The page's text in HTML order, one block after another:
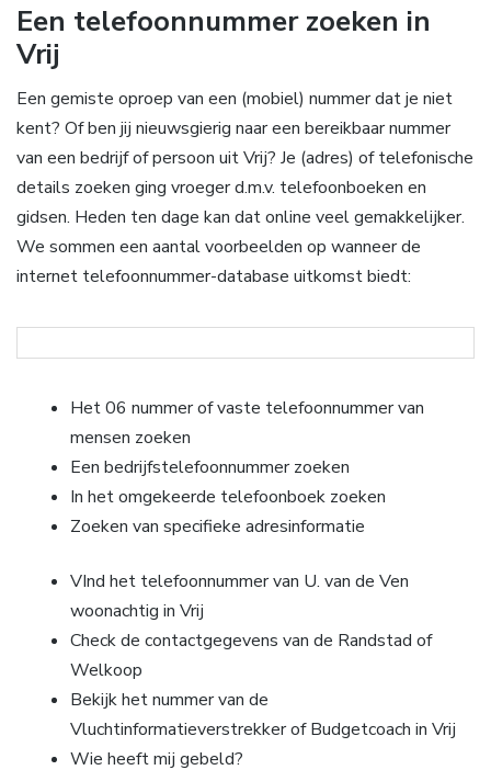
Een telefoonnummer zoeken in
Vrij
Een gemiste oproep van een (mobiel) nummer dat je niet
kent? Of ben jij nieuwsgierig naar een bereikbaar nummer
van een bedrijf of persoon uit Vrij? Je (adres) of telefonische
details zoeken ging vroeger d.m.v. telefoonboeken en
gidsen. Heden ten dage kan dat online veel gemakkelijker.
We sommen een aantal voorbeelden op wanneer de
internet telefoonnummer-database uitkomst biedt:
Het 06 nummer of vaste telefoonnummer van
mensen zoeken
Een bedrijfstelefoonnummer zoeken
In het omgekeerde telefoonboek zoeken
Zoeken van specifieke adresinformatie
VInd het telefoonnummer van U. van de Ven
woonachtig in Vrij
Check de contactgegevens van de Randstad of
Welkoop
Bekijk het nummer van de
Vluchtinformatieverstrekker of Budgetcoach in Vrij
Wie heeft mij gebeld?